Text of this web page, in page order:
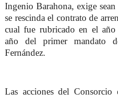
Ingenio Barahona, exige
se rescinda el contrato de
cual fue rubricado en el
año del primer mandato
Fernández.
Las acciones del Consorcio